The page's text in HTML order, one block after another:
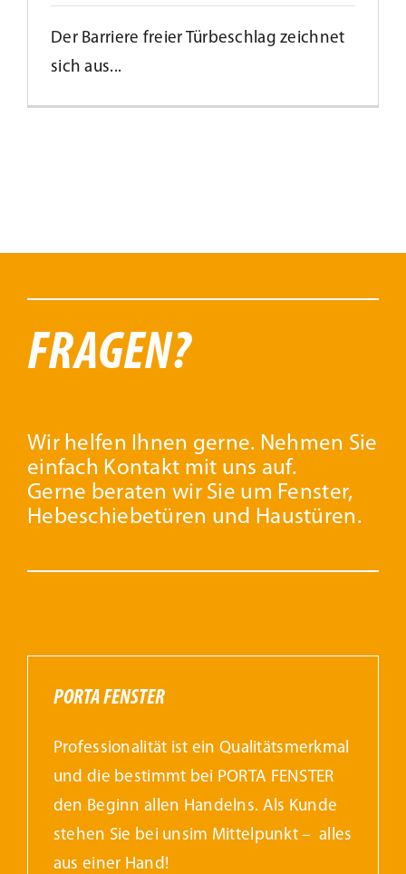
Der Barriere freier Türbeschlag zeichnet
sich aus...
FRAGEN?
Wir helfen Ihnen gerne. Nehmen Sie
einfach Kontakt mit uns auf.
Gerne beraten wir Sie um Fenster,
Hebeschiebetüren und Haustüren.
PORTA FENSTER
Professionalität ist ein Qualitätsmerkmal
und die bestimmt bei PORTA FENSTER
den Beginn allen Handelns. Als Kunde
stehen Sie bei unsim Mittelpunkt – alles
aus einer Hand!